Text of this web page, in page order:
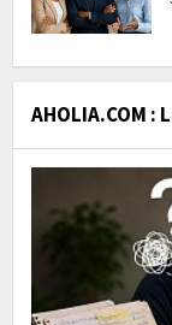
AHOLIA.COM